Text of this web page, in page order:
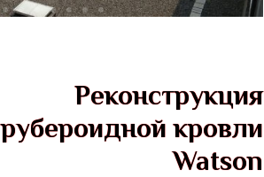
Реконструкция
рубероидной кровли
Watson